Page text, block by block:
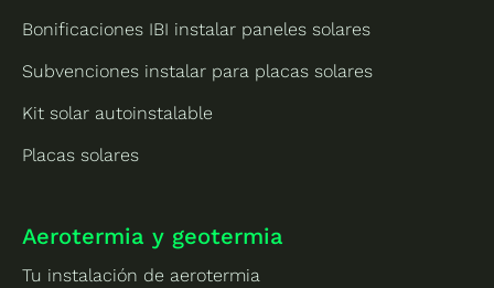
Bonificaciones IBI instalar paneles solares
Subvenciones instalar para placas solares
Kit solar autoinstalable
Placas solares
Aerotermia y geotermia
Tu instalación de aerotermia